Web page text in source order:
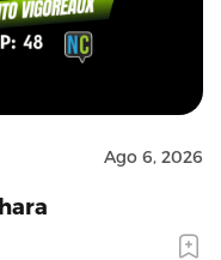
Ago 6, 2026